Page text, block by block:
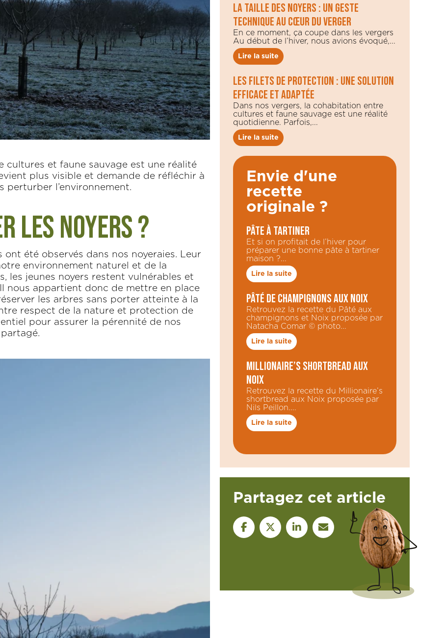
cultures et faune sauvage est une réalité
plus visible et demande de réfléchir à
perturber l’environnement.
les noyers ?
ont été observés dans nos noyeraies. Leur
environnement naturel et de la
les jeunes noyers restent vulnérables et
nous appartient donc de mettre en place
les arbres sans porter atteinte à la
respect de la nature et protection de
pour assurer la pérennité de nos
La taille des noyers : un geste
technique au cœur du verger
En ce moment, ça coupe dans les vergers
Au début de l’hiver, nous avions évoqué,...
Lire la suite
Les filets de protection : une solution
efficace et adaptée
Dans nos vergers, la cohabitation entre
cultures et faune sauvage est une réalité
quotidienne. Parfois,...
Lire la suite
Envie d'une
recette
originale ?
Pâte à tartiner
Et si on profitait de l’hiver pour
préparer une bonne pâte à tartiner
maison ?...
Lire la suite
Pâté de champignons aux Noix
Retrouvez la recette du Pâté aux
champignons et Noix proposée par
Natacha Comar © photo...
Lire la suite
Millionaire’s shortbread aux
Noix
Retrouvez la recette du Millionaire’s
shortbread aux Noix proposée par
Nils Peillon....
Lire la suite
Partagez cet article